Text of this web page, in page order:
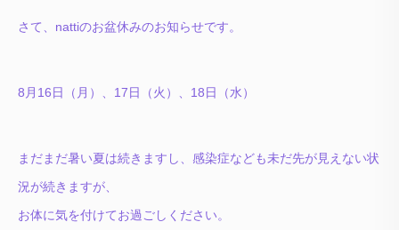
さて、nattiのお盆休みのお知らせです。
8月16日（月）、17日（火）、18日（水）
まだまだ暑い夏は続きますし、感染症なども未だ先が見えない状
況が続きますが、
お体に気を付けてお過ごしください。